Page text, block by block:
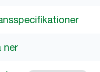
ner